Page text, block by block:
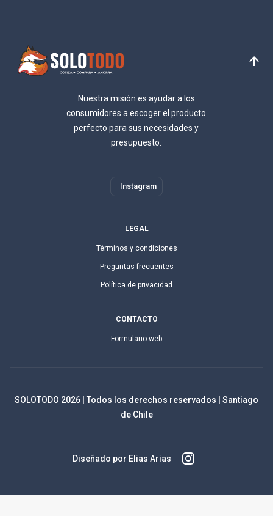
Nuestra misión es ayudar a los
consumidores a escoger el producto
perfecto para sus necesidades y
presupuesto.
Instagram
LEGAL
Términos y condiciones
Preguntas frecuentes
Política de privacidad
CONTACTO
Formulario web
SOLOTODO 2026 | Todos los derechos reservados | Santiago
de Chile
Diseñado por Elias Arias